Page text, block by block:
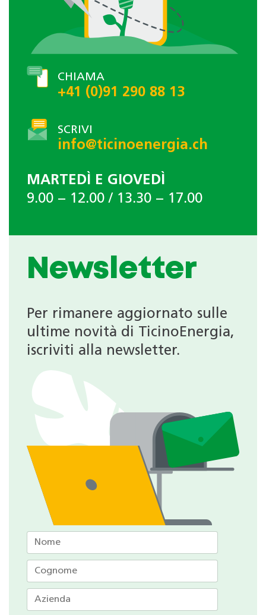
CHIAMA
+41 (0)91 290 88 13
SCRIVI
info@ticinoenergia.ch
MARTEDÌ E GIOVEDÌ
9.00 − 12.00 / 13.30 − 17.00
Newsletter
Per rimanere aggiornato sulle
ultime novità di TicinoEnergia,
iscriviti alla newsletter.